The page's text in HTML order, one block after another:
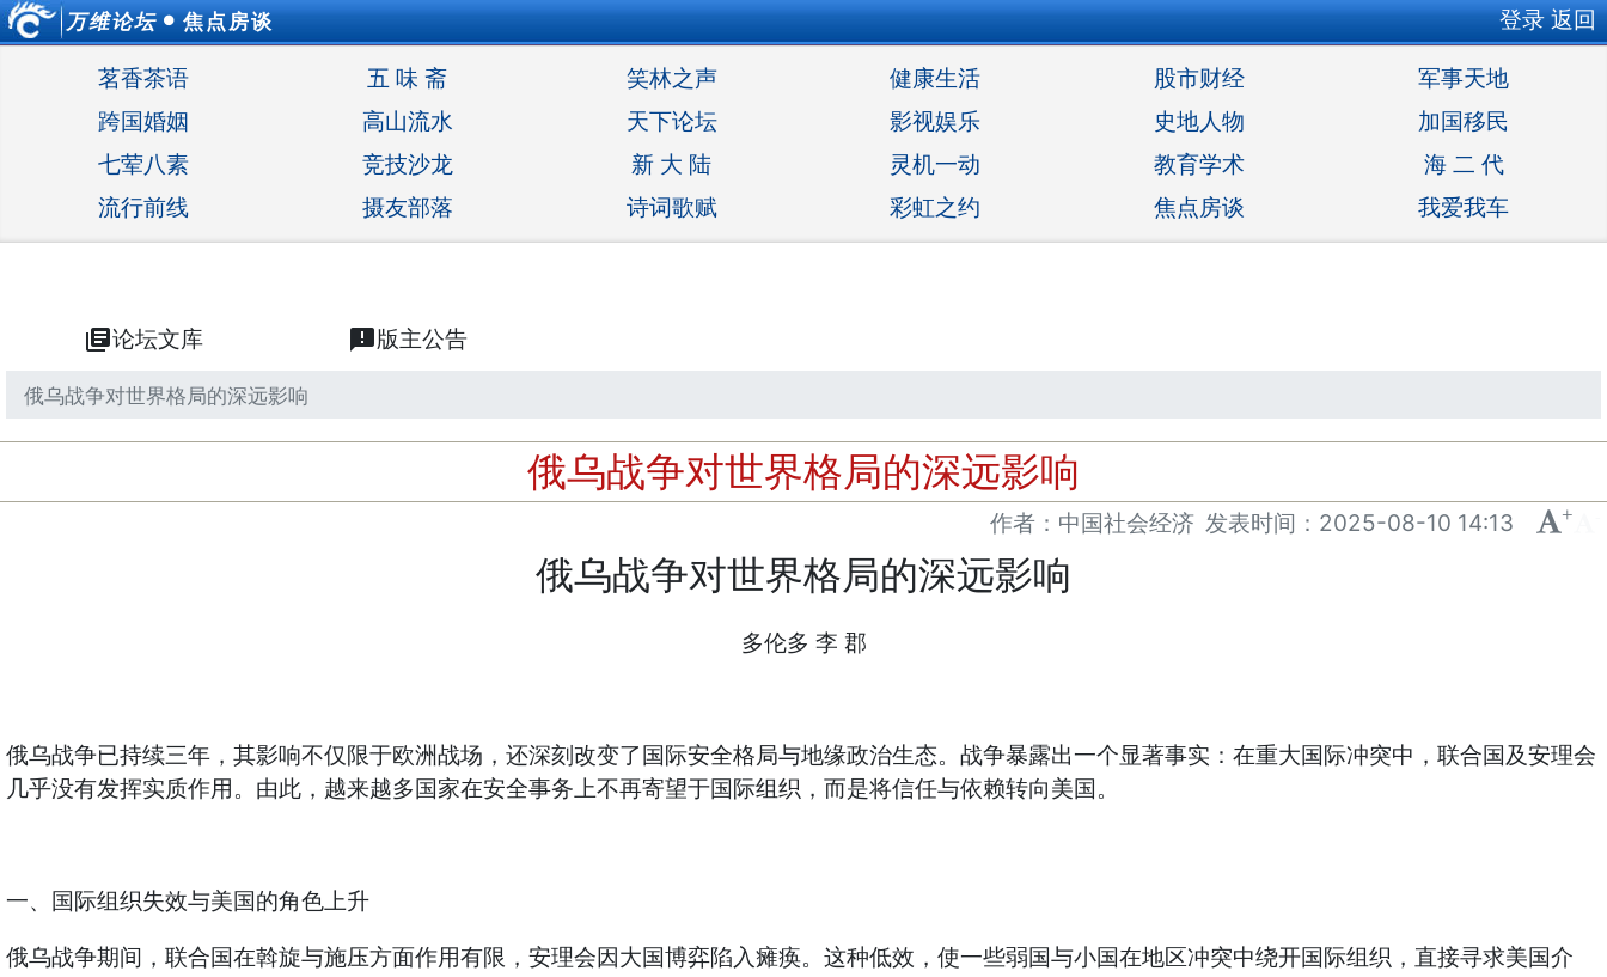
万维论坛 ● 焦点房谈 登录 返回
茗香茶语 五 味 斋 笑林之声 健康生活 股市财经
军事天地
跨国婚姻
高山流水 天下论坛 影视娱乐 史地人物
加国移民
七荤八素
竞技沙龙 新 大 陆 灵机一动 教育学术
海 二 代
流行前线
摄友部落 诗词歌赋 彩虹之约 焦点房谈 我爱我车
library_books论坛文库 announcement版主公告
俄乌战争对世界格局的深远影响
俄乌战争对世界格局的深远影响
作者：中国社会经济 发表时间： 2025-08-10 14:13 +
俄乌战争对世界格局的深远影响
多伦多 李 郡
俄乌战争已持续三年，其影响不仅限于欧洲战场，还深刻改变了国际安全格局与地缘政治生态。战争暴露出一个显著事实：在重大国际冲突中，联合国及安理会
几乎没有发挥实质作用。由此，越来越多国家在安全事务上不再寄望于国际组织，而是将信任与依赖转向美国。
一、国际组织失效与美国的角色上升
俄乌战争期间，联合国在斡旋与施压方面作用有限，安理会因大国博弈陷入瘫痪。这种低效，使一些弱国与小国在地区冲突中绕开国际组织，直接寻求美国介